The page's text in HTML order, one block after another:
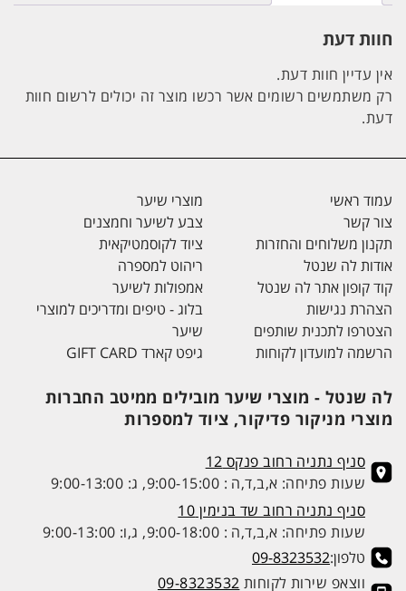
חוות דעת
אין עדיין חוות דעת.
רק משתמשים רשומים אשר רכשו מוצר זה יכולים לרשום חוות
דעת.
עמוד ראשי
צור קשר
תקנון משלוחים והחזרות
אודות לה שנטל
קוד קופון אתר לה שנטל
הצהרת נגישות
הצטרפו לתכנית שותפים
הרשמה למועדון לקוחות
מוצרי שיער
צבע לשיער וחמצנים
ציוד לקוסמטיקאית
ריהוט למספרה
אמפולות לשיער
בלוג - טיפים ומדריכים למוצרי
שיער
גיפט קארד GIFT CARD
לה שנטל - מוצרי שיער מובילים ממיטב החברות
מוצרי מניקור פדיקור, ציוד למספרות
סניף נתניה רחוב פנקס 12
שעות פתיחה: א,ב,ד,ה : 9:00-15:00, ג: 9:00-13:00
סניף נתניה רחוב שד בנימין 10
שעות פתיחה: א,ב,ד,ה : 9:00-18:00, ג,ו: 9:00-13:00
טלפון:09-8323532
ווצאפ שירות לקוחות 09-8323532